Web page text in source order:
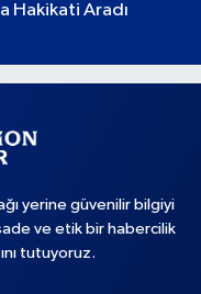
Hakikati Aradı
yerine güvenilir bilgiyi
ve etik bir habercilik
tutuyoruz.